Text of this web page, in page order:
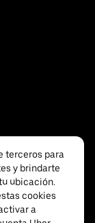
terceros para
y brindarte
ubicación.
cookies
a